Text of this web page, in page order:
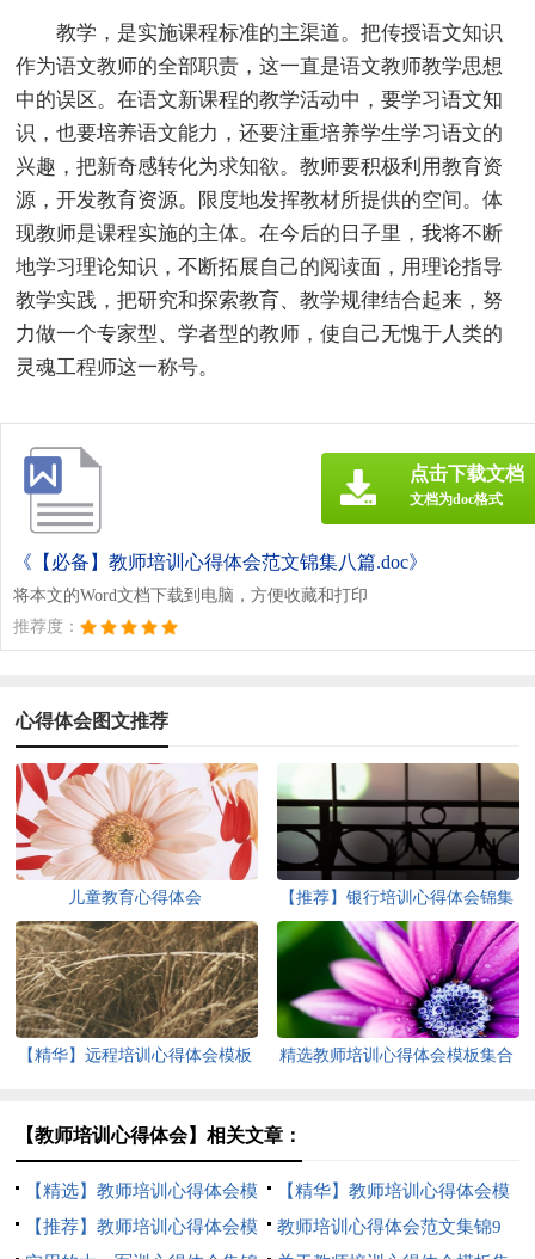
教学，是实施课程标准的主渠道。把传授语文知识
作为语文教师的全部职责，这一直是语文教师教学思想
中的误区。在语文新课程的教学活动中，要学习语文知
识，也要培养语文能力，还要注重培养学生学习语文的
兴趣，把新奇感转化为求知欲。教师要积极利用教育资
源，开发教育资源。限度地发挥教材所提供的空间。体
现教师是课程实施的主体。在今后的日子里，我将不断
地学习理论知识，不断拓展自己的阅读面，用理论指导
教学实践，把研究和探索教育、教学规律结合起来，努
力做一个专家型、学者型的教师，使自己无愧于人类的
灵魂工程师这一称号。
《【必备】教师培训心得体会范文锦集八篇.doc》
将本文的Word文档下载到电脑，方便收藏和打印
推荐度：
点击下载文档
文档为doc格式
心得体会图文推荐
儿童教育心得体会
【推荐】银行培训心得体会锦集
5篇
【精华】远程培训心得体会模板
精选教师培训心得体会模板集合
【教师培训心得体会】相关文章：
【精选】教师培训心得体会模
板集合9篇
【精华】教师培训心得体会模
板合集9篇
【推荐】教师培训心得体会模
教师培训心得体会范文集锦9